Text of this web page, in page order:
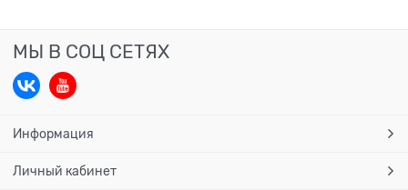
МЫ В СОЦ СЕТЯХ
Информация
Личный кабинет